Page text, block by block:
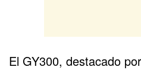
El GY300, destacado